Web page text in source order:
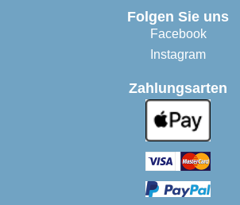
Folgen Sie uns
Facebook
Instagram
Zahlungsarten